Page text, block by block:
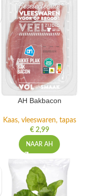
AH Bakbacon
Kaas, vleeswaren, tapas
€2,99
NAAR AH